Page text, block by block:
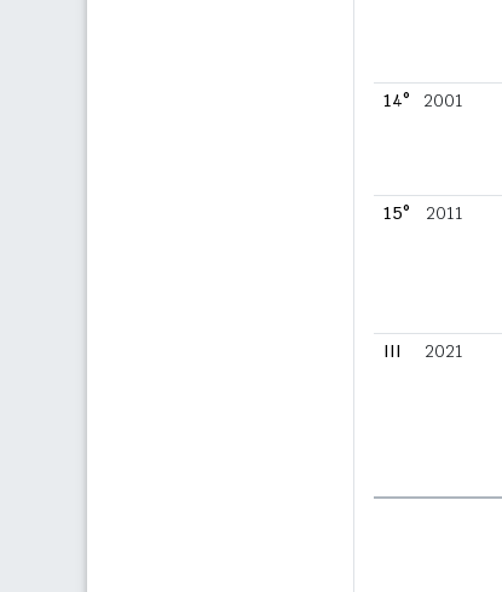
14°
2001
15°
2011
III
2021